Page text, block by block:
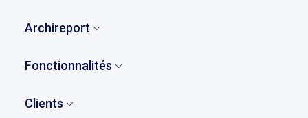
Archireport
Notre histoire
Fonctionnalités
Clients